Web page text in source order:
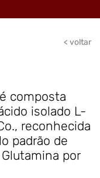
< voltar
composta
isolado L-
reconhecida
padrão de
por